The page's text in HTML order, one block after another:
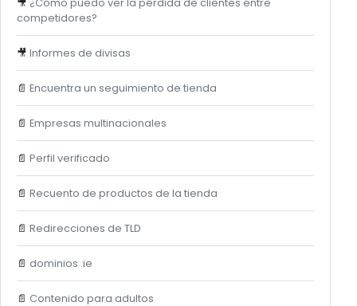
🎥 ¿Cómo puedo ver la pérdida de clientes entre
competidores?
🎥 Informes de divisas
📄 Encuentra un seguimiento de tienda
📄 Empresas multinacionales
📄 Perfil verificado
📄 Recuento de productos de la tienda
📄 Redirecciones de TLD
📄 dominios .ie
📄 Contenido para adultos